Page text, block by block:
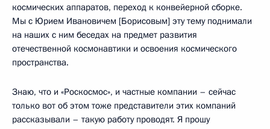
космических аппаратов, переход к конвейерной сборке.
Мы с Юрием Ивановичем [Борисовым] эту тему поднимали
на наших с ним беседах на предмет развития
отечественной космонавтики и освоения космического
пространства.
Знаю, что и «Роскосмос», и частные компании – сейчас
только вот об этом тоже представители этих компаний
рассказывали – такую работу проводят. Я прошу